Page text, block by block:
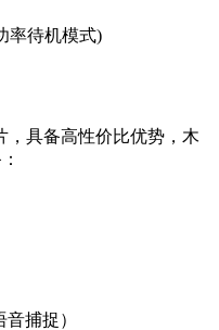
率待机模式)
，具备高性价比优势，木
音捕捉）